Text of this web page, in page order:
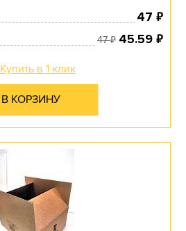
47 ₽
47₽ 45.59 ₽
Купить в 1 клик
В КОРЗИНУ